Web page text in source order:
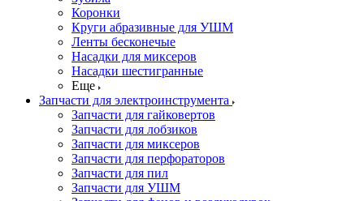
Коронки
Круги абразивные для УШМ
Ленты бесконечые
Насадки для миксеров
Насадки шестигранные
Еще
Запчасти для электроинструмента
Запчасти для гайковертов
Запчасти для лобзиков
Запчасти для миксеров
Запчасти для перфораторов
Запчасти для пил
Запчасти для УШМ